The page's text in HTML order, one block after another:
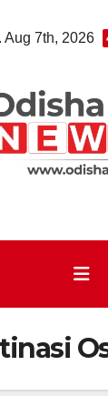
Aug 7th, 2026